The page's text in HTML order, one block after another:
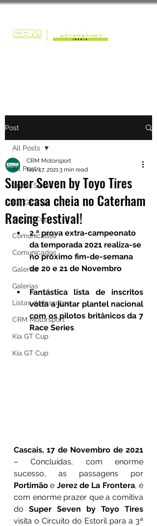
Post
All Posts
Super Seven
Kia GT Cup
Kia GT Cup
Comunicados
Comunicados
Galerias
Galerias
Listas de Inscritos
CRM Motorsport
Kia GT Cup
Kia GT Cup
All Posts
Super Seven by Toyo Tires
com casa cheia no Caterham
Racing Festival!
CRM Motorsport
Nov 17, 20213 min read
2.ª prova extra-campeonato
da temporada 2021 realiza-se
no próximo fim-de-semana
de 20 e 21 de Novembro
Fantástica lista de inscritos
volta a juntar plantel nacional
com os pilotos britânicos da 7
Race Series
Cascais, 17 de Novembro de 2021
– Concluídas, com enorme
Portimão e Jerez de La Frontera, é
com enorme prazer que a comitiva
do Super Seven by Toyo Tires
visita o Circuito do Estoril para a 3ª